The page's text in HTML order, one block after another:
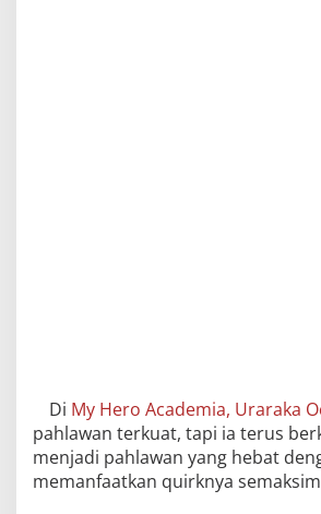
Di My Hero Academia, Uraraka
pahlawan terkuat, tapi ia terus
menjadi pahlawan yang hebat
memanfaatkan quirknya